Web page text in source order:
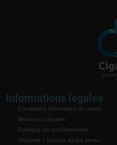
Informations légales
Conditions Générales de vente
Mentions Légales
Politique de confidentialité
Garantie / Service après vente